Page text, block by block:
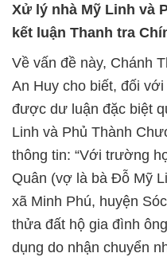
Xử lý nhà Mỹ Linh và
kết luận Thanh tra
Về vấn đề này, Chánh
An Huy cho biết, đối
được dư luận đặc biệt
Linh và Phủ Thành
thông tin: “Với trường
Quân (vợ là bà Đỗ Mỹ
xã Minh Phú, huyện
thửa đất hộ gia đình
dụng do nhận chuyển